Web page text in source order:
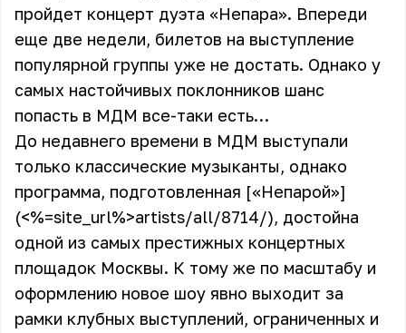
пройдет концерт дуэта «Непара». Впереди
еще две недели, билетов на выступление
популярной группы уже не достать. Однако у
самых настойчивых поклонников шанс
попасть в МДМ все-таки есть…
До недавнего времени в МДМ выступали
только классические музыканты, однако
программа, подготовленная [«Непарой»]
(<%=site_url%>artists/all/8714/), достойна
одной из самых престижных концертных
площадок Москвы. К тому же по масштабу и
оформлению новое шоу явно выходит за
рамки клубных выступлений, ограниченных и